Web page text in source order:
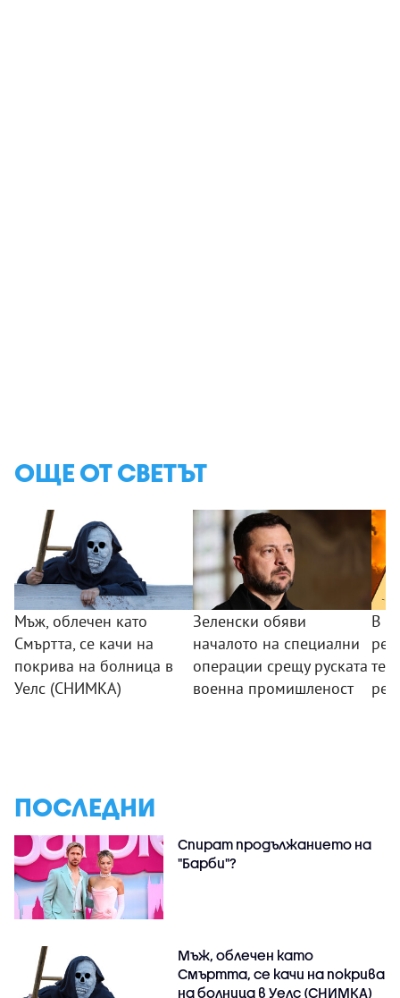
ОЩЕ ОТ СВЕТЪТ
Мъж, облечен като
Смъртта, се качи на
покрива на болница в
Уелс (СНИМКА)
Зеленски обяви
началото на специални
операции срещу руската
военна промишленост
В
ПОСЛЕДНИ
Спират продължанието на
"Барби"?
Мъж, облечен като
Смъртта, се качи на покрива
на болница в Уелс (СНИМКА)